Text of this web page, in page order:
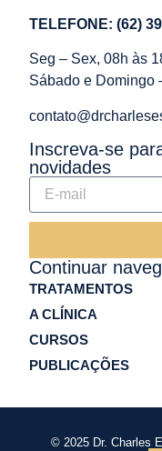
TELEFONE: (62)
Seg – Sex, 08h às
Sábado e Domingo
Inscreva-se
novidades
Continuar
TRATAMENTOS
A CLÍNICA
CURSOS
PUBLICAÇÕES
© 2025 Dr. Charles